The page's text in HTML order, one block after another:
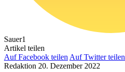
Sauer1
Artikel teilen
Auf Facebook teilen Auf Twitter teilen
Redaktion 20. Dezember 2022